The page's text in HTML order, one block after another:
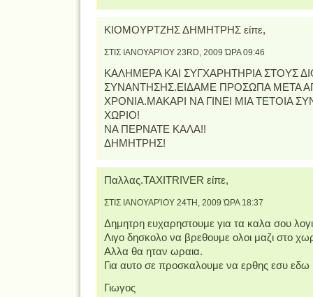
ΚΙΟΜΟΥΡΤΖΗΣ ΔΗΜΗΤΡΗΣ είπε,
ΣΤΙΣ ΙΑΝΟΥΑΡΊΟΥ 23RD, 2009 ΏΡΑ 09:46
ΚΑΛΗΜΕΡΑ ΚΑΙ ΣΥΓΧΑΡΗΤΗΡΙΑ ΣΤΟΥΣ
ΣΥΝΑΝΤΗΣΗΣ.ΕΙΔΑΜΕ ΠΡΟΣΩΠΑ ΜΕΤΑ
ΧΡΟΝΙΑ.ΜΑΚΑΡΙ ΝΑ ΓΙΝΕΙ ΜΙΑ ΤΕΤΟΙΑ
ΧΩΡΙΟ!
ΝΑ ΠΕΡΝΑΤΕ ΚΑΛΑ!!
ΔΗΜΗΤΡΗΣ!
Παλλας.TAXITRIVER είπε,
ΣΤΙΣ ΙΑΝΟΥΑΡΊΟΥ 24TH, 2009 ΏΡΑ 18:37
Δημητρη ευχαρηστουμε για τα καλα σου
Λιγο δησκολο να βρεθουμε ολοι μαζι στο
Αλλα θα ηταν ωραια.
Για αυτο σε προσκαλουμε να ερθης εσυ εδω
Γιωγος